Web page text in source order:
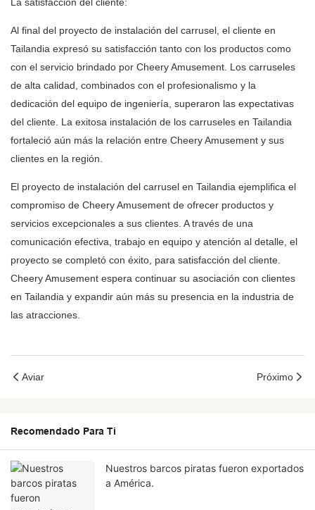
La satisfacción del cliente:
Al final del proyecto de instalación del carrusel, el cliente en
Tailandia expresó su satisfacción tanto con los productos como
con el servicio brindado por Cheery Amusement. Los carruseles
de alta calidad, combinados con el profesionalismo y la
dedicación del equipo de ingeniería, superaron las expectativas
del cliente. La exitosa instalación de los carruseles en Tailandia
fortaleció aún más la relación entre Cheery Amusement y sus
clientes en la región.
El proyecto de instalación del carrusel en Tailandia ejemplifica el
compromiso de Cheery Amusement de ofrecer productos y
servicios excepcionales a sus clientes. A través de una
comunicación efectiva, trabajo en equipo y atención al detalle, el
proyecto se completó con éxito, para satisfacción del cliente.
Cheery Amusement espera continuar su asociación con clientes
en Tailandia y expandir aún más su presencia en la industria de
las atracciones.
Aviar Próximo
Recomendado Para Ti
Nuestros barcos piratas fueron exportados
a América.